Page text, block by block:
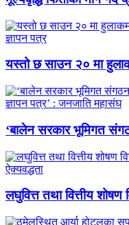
यस्तो छ साउन २० मा
‘बालेन सरकार भूमिगत
लघुवित्त तथा वित्तीय